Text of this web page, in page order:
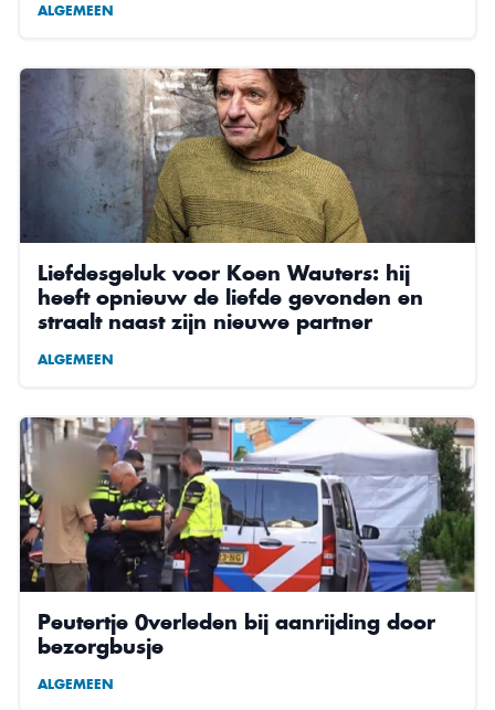
ALGEMEEN
Liefdesgeluk voor Koen Wauters: hij
heeft opnieuw de liefde gevonden en
straalt naast zijn nieuwe partner
ALGEMEEN
Peutertje 0verleden bij aanrijding door
bezorgbusje
ALGEMEEN